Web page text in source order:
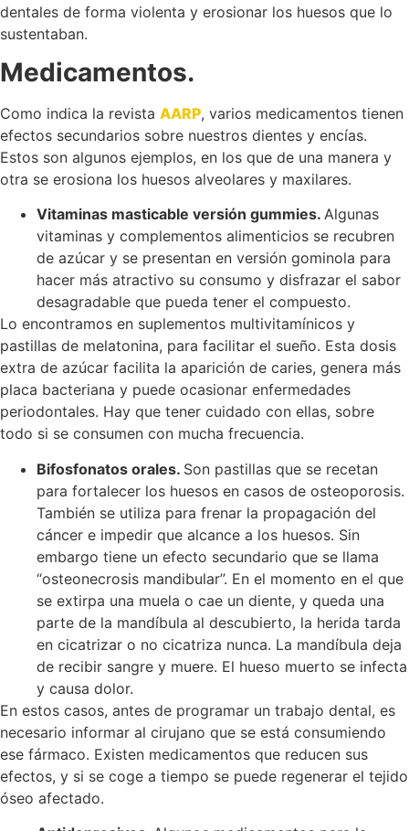
dentales de forma violenta y erosionar los huesos que lo
sustentaban.
Medicamentos.
Como indica la revista AARP, varios medicamentos tienen
efectos secundarios sobre nuestros dientes y encías.
Estos son algunos ejemplos, en los que de una manera y
otra se erosiona los huesos alveolares y maxilares.
Vitaminas masticable versión gummies. Algunas
vitaminas y complementos alimenticios se recubren
de azúcar y se presentan en versión gominola para
hacer más atractivo su consumo y disfrazar el sabor
desagradable que pueda tener el compuesto.
Lo encontramos en suplementos multivitamínicos y
pastillas de melatonina, para facilitar el sueño. Esta dosis
extra de azúcar facilita la aparición de caries, genera más
placa bacteriana y puede ocasionar enfermedades
periodontales. Hay que tener cuidado con ellas, sobre
todo si se consumen con mucha frecuencia.
Bifosfonatos orales. Son pastillas que se recetan
para fortalecer los huesos en casos de osteoporosis.
También se utiliza para frenar la propagación del
cáncer e impedir que alcance a los huesos. Sin
embargo tiene un efecto secundario que se llama
“osteonecrosis mandibular”. En el momento en el que
se extirpa una muela o cae un diente, y queda una
parte de la mandíbula al descubierto, la herida tarda
en cicatrizar o no cicatriza nunca. La mandíbula deja
de recibir sangre y muere. El hueso muerto se infecta
y causa dolor.
En estos casos, antes de programar un trabajo dental, es
necesario informar al cirujano que se está consumiendo
ese fármaco. Existen medicamentos que reducen sus
efectos, y si se coge a tiempo se puede regenerar el tejido
óseo afectado.